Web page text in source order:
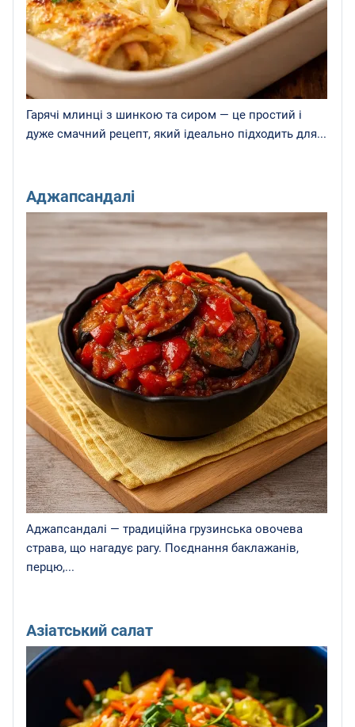
Гарячі млинці з шинкою та сиром — це простий і
дуже смачний рецепт, який ідеально підходить для...
Аджапсандалі
Аджапсандалі — традиційна грузинська овочева
страва, що нагадує рагу. Поєднання баклажанів,
перцю,...
Азіатський салат